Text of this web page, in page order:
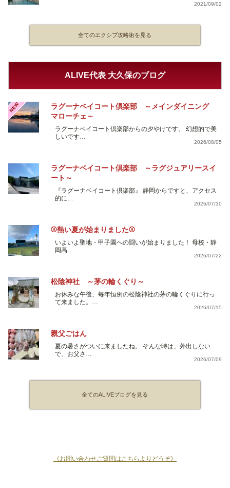
2021/09/02
全てのエクシブ攻略術を見る
ALIVE代表 大久保のブログ
NEW
ラグーナベイコート倶楽部 ～メインダイニング
マローチェ～
ラグーナベイコート倶楽部からの夕やけです。 幻想的で美
しいです…
2026/08/05
ラグーナベイコート倶楽部 ～ラグジュアリースイ
ート～
『ラグーナベイコート倶楽部』 静岡からですと、アクセス
的に…
2026/07/30
⚾熱い夏が始まりました⚾
いよいよ聖地・甲子園への闘いが始まりました！ 母校・静
岡高…
2026/07/22
松陰神社 ～茅の輪くぐり～
お休みな午後、毎年恒例の松陰神社の茅の輪くぐりに行っ
て来ました。…
2026/07/15
親父ごはん
夏の暑さがついに来ましたね。 そんな時は、外出しない
で、お父さ…
2026/07/09
全てのALIVEブログを見る
《お問い合わせご質問はこちらよりどうぞ》